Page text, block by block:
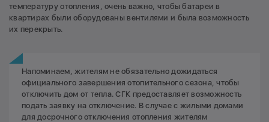
температуру отопления, очень важно, чтобы батареи в
квартирах были оборудованы вентилями и была возможность
их перекрыть.
Напоминаем, жителям не обязательно дожидаться
официального завершения отопительного сезона, чтобы
отключить дом от тепла. СГК предоставляет возможность
подать заявку на отключение. В случае с жилыми домами
для досрочного отключения отопления жителям